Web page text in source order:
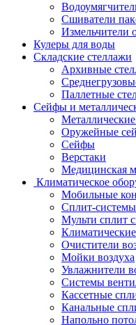
Сшиватели
Измельчители
Кулеры для воды
Складские стеллажи
Архивные
Паллетные
Сейфы и
Оружейные
Сейфы
Верстаки
Медицинская
Климатическое
Мобильные
Сплит-системы
Мульти сплит
Очистители
Мойки воздуха
Увлажнители
Системы
Кассетные
Канальные
Напольно